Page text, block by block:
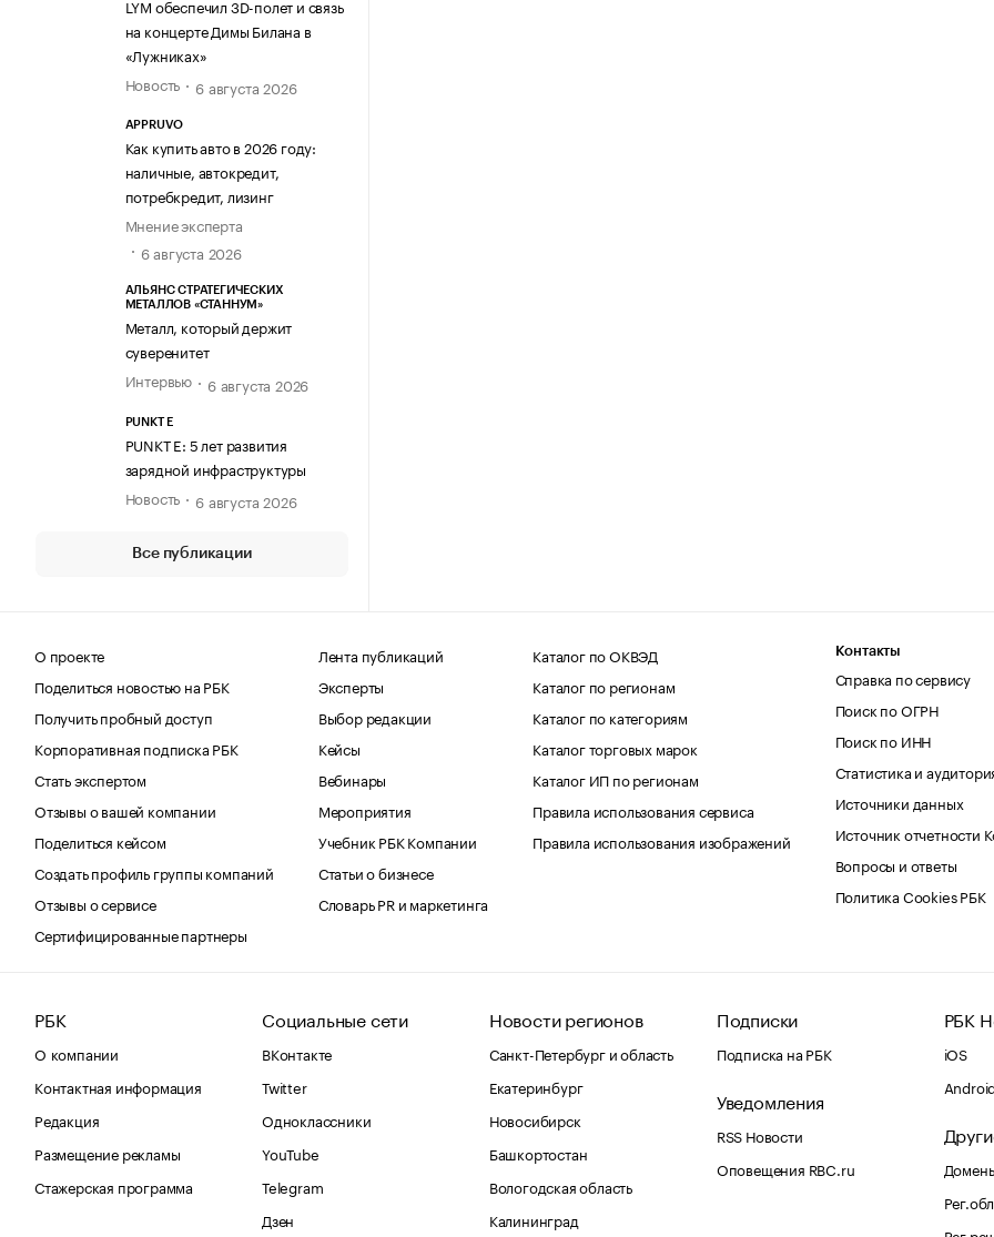
LYM обеспечил 3D-полет и связь
на концерте Димы Билана в
«Лужниках»
Новость
6 августа 2026
APPRUVO
Как купить авто в 2026 году:
наличные, автокредит,
потребкредит, лизинг
Мнение эксперта
6 августа 2026
АЛЬЯНС СТРАТЕГИЧЕСКИХ
МЕТАЛЛОВ «СТАННУМ»
Металл, который держит
суверенитет
Интервью
6 августа 2026
PUNKT E
PUNKT E: 5 лет развития
зарядной инфраструктуры
Новость
6 августа 2026
Все публикации
О проекте
Поделиться новостью на РБК
Получить пробный доступ
Корпоративная подписка РБК
Стать экспертом
Отзывы о вашей компании
Поделиться кейсом
Создать профиль группы компаний
Отзывы о сервисе
Сертифицированные партнеры
Лента публикаций
Эксперты
Выбор редакции
Кейсы
Вебинары
Мероприятия
Учебник РБК Компании
Статьи о бизнесе
Словарь PR и маркетинга
Каталог по ОКВЭД
Каталог по регионам
Каталог по категориям
Каталог торговых марок
Каталог ИП по регионам
Правила использования сервиса
Правила использования изображений
Контакты
Справка по сервису
Поиск по ОГРН
Поиск по ИНН
Статистика и
Источники данных
Источник отчетности
Вопросы и ответы
Политика Cookies РБК
РБК
О компании
Контактная информация
Редакция
Размещение рекламы
Стажерская программа
Социальные сети
ВКонтакте
Twitter
Одноклассники
YouTube
Telegram
Дзен
Новости регионов
Санкт-Петербург и область
Екатеринбург
Новосибирск
Башкортостан
Вологодская область
Калининград
Подписки
Подписка на РБК
Уведомления
RSS Новости
Оповещения RBC.ru
РБК
iOS